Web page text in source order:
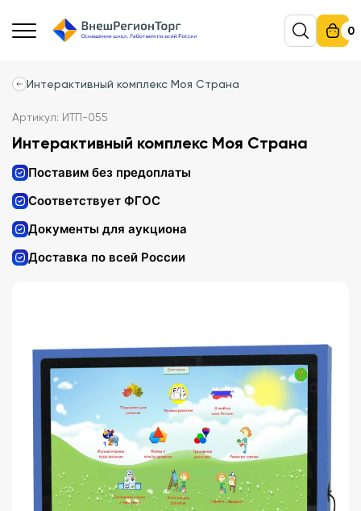
0
Интерактивный комплекс Моя Страна
Артикул: ИТП-055
Интерактивный комплекс Моя Страна
Поставим без предоплаты
Соответствует ФГОС
Документы для аукциона
Доставка по всей России